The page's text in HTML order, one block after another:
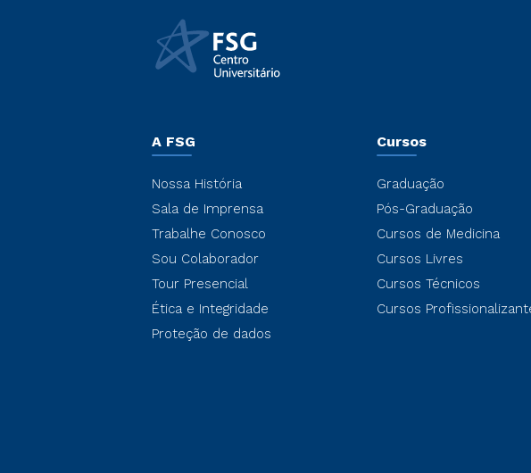
A FSG
Nossa História
Sala de Imprensa
Trabalhe Conosco
Sou Colaborador
Tour Presencial
Ética e Integridade
Proteção de dados
Cursos
Graduação
Pós-Graduação
Cursos de Medicina
Cursos Livres
Cursos Técnicos
Cursos